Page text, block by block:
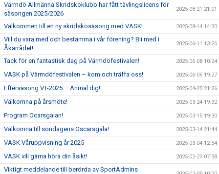
Värmdö Allmänna Skridskoklubb har fått tävlingslicens för
säsongen 2025/2026
2025-08-21 21:01
Välkommen till en ny skridskosäsong med VASK! 2025-08-14 14:30
Vill du vara med och bestämma i vår förening? Bli med i
Åkarrådet!
2025-06-11 13:25
Tack för en fantastisk dag på Värmdöfestivalen! 2025-06-08 10:24
VASK på Värmdöfestivalen – kom och träffa oss! 2025-06-05 19:27
Eftersäsong VT-2025 – Anmäl dig! 2025-04-25 21:26
Välkomna på årsmöte! 2025-03-24 19:32
Program Ocarsgalan! 2025-03-15 19:30
Välkomna till söndagens Oscarsgala! 2025-03-14 21:44
VASK Våruppvisning år 2025 2025-03-04 12:54
VASK vill gärna höra din åsikt! 2025-02-23 07:38
Viktigt meddelande till berörda av SportAdmins